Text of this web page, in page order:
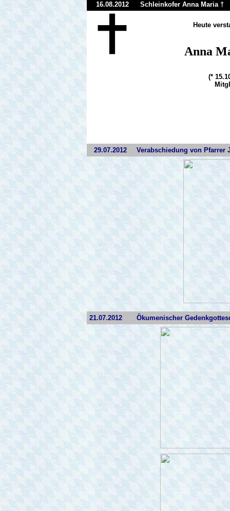
16.08.2012
Schleinkofer Anna Maria†
Heute
Anna
(*
29.07.2012 Verabschiedung von Pfarrer
21.07.2012 Ökumenischer